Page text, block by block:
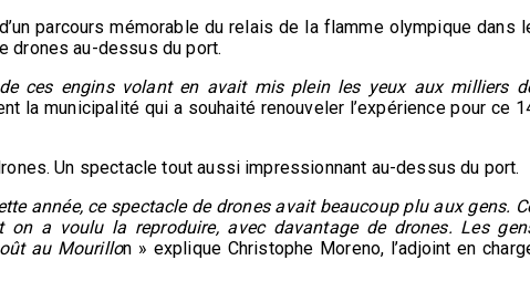
parcours mémorable du relais de la flamme olympique dans
drones au-dessus du port.
ces engins volant en avait mis plein les yeux aux milliers
la municipalité qui a souhaité renouveler l’expérience pour ce
Un spectacle tout aussi impressionnant au-dessus du port.
année, ce spectacle de drones avait beaucoup plu aux gens.
on a voulu la reproduire, avec davantage de drones. Les
au Mourillon » explique Christophe Moreno, l’adjoint en